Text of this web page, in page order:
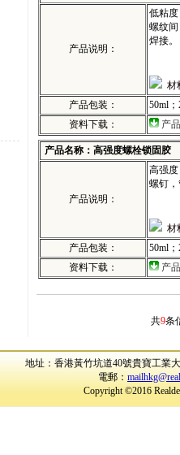
产品说明：
低粘
螺纹
焊接。
材
产品包装：
50ml
资料下载：
产
产品名称：高强度螺栓锁固胶
产品说明：
高强
螺钉
材
产品包装：
50ml
资料下载：
产
共9条
地址：香港黃竹坑道40號貴寶工業
電郵：
Copyright ©2016